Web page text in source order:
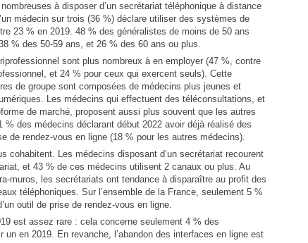
à disposer d’un secrétariat téléphonique à distance
médecin sur trois (36 %) déclare utiliser des systèmes de
23 % en 2019. 48 % des généralistes de moins de 50 ans
% des 50-59 ans, et 26 % des 60 ans ou plus.
sont plus nombreux à en employer (47 %, contre
et 24 % pour ceux qui exercent seuls). Cette
de groupe sont composées de médecins plus jeunes et
Les médecins qui effectuent des téléconsultations, et
de marché, proposent aussi plus souvent que les autres
des médecins déclarant début 2022 avoir déjà réalisé des
de rendez-vous en ligne (18 % pour les autres médecins).
cohabitent. Les médecins disposant d’un secrétariat recourent
et 43 % de ces médecins utilisent 2 canaux ou plus. Au
muros, les secrétariats ont tendance à disparaître au profit des
téléphoniques. Sur l’ensemble de la France, seulement 5 %
outil de prise de rendez-vous en ligne.
est assez rare : cela concerne seulement 4 % des
en 2019. En revanche, l’abandon des interfaces en ligne est